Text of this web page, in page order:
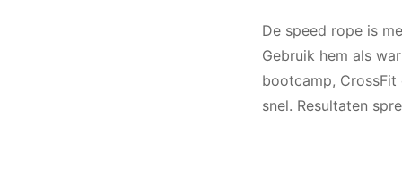
De speed rope is
Gebruik hem als
bootcamp,
snel. Resultaten